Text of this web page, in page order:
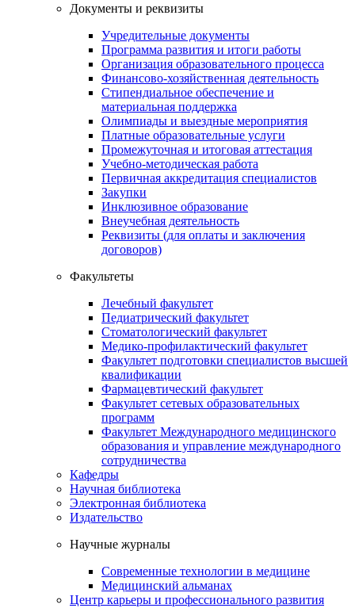
Документы и реквизиты
Учредительные документы
Программа развития и итоги работы
Организация образовательного процесса
Финансово-хозяйственная деятельность
Стипендиальное обеспечение и
материальная поддержка
Олимпиады и выездные мероприятия
Платные образовательные услуги
Промежуточная и итоговая аттестация
Учебно-методическая работа
Первичная аккредитация специалистов
Закупки
Инклюзивное образование
Внеучебная деятельность
Реквизиты (для оплаты и заключения
договоров)
Факультеты
Лечебный факультет
Педиатрический факультет
Стоматологический факультет
Медико-профилактический факультет
Факультет подготовки специалистов высшей
квалификации
Фармацевтический факультет
Факультет сетевых образовательных
программ
Факультет Международного медицинского
образования и управление международного
сотрудничества
Кафедры
Научная библиотека
Электронная библиотека
Издательство
Научные журналы
Современные технологии в медицине
Медицинский альманах
Центр карьеры и профессионального развития